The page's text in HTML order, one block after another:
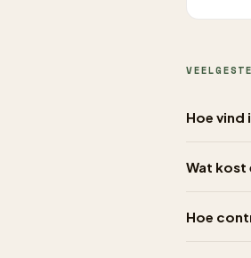
Hoe vind
Wat kost
Hoe